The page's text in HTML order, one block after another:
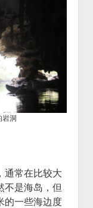
岩洞
通常在比较大
不是海岛，但
的一些海边度